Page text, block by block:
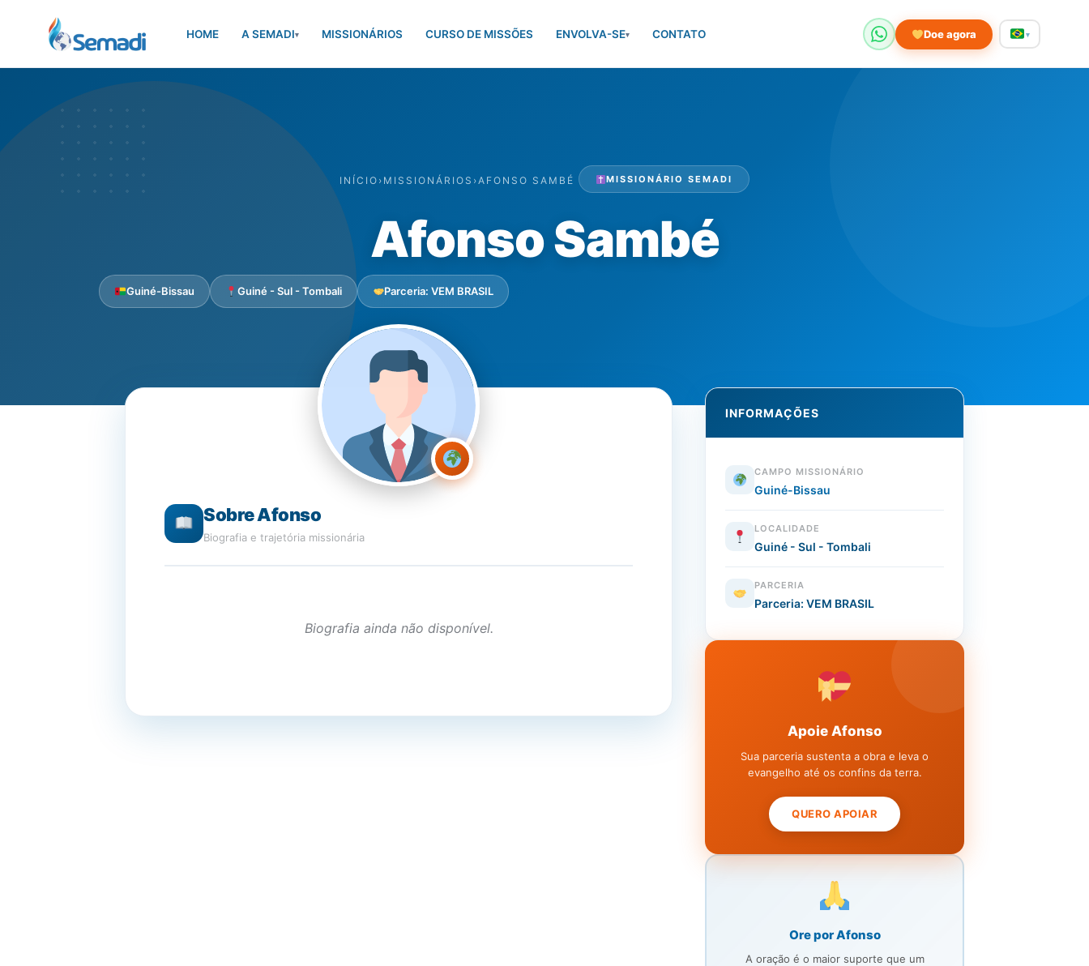
HOME A SEMADI▾ MISSIONÁRIOS CURSO DE MISSÕES ENVOLVA-SE▾ CONTATO Doe agora ▾
INÍCIO › MISSIONÁRIOS ›AFONSO SAMBÉ MISSIONÁRIO SEMADI
Afonso Sambé
Guiné-Bissau Guiné - Sul - Tombali Parceria: VEM BRASIL
Sobre Afonso
Biografia e trajetória missionária
Biografia ainda não disponível.
INFORMAÇÕES
CAMPO MISSIONÁRIO
Guiné-Bissau
LOCALIDADE
Guiné - Sul - Tombali
PARCERIA
Parceria: VEM BRASIL
Apoie Afonso
Sua parceria sustenta a obra e leva o
evangelho até os confins da terra.
QUERO APOIAR
Ore por Afonso
A oração é o maior suporte que um